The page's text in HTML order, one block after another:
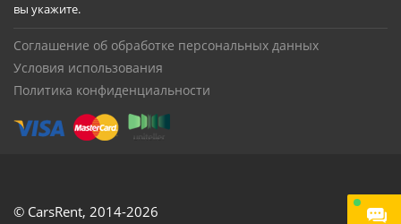
вы укажите.
Соглашение об обработке персональных данных
Условия использования
Политика конфиденциальности
© CarsRent, 2014-2026